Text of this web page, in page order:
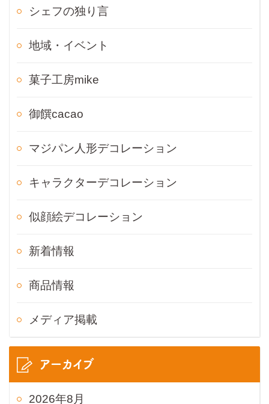
シェフの独り言
地域・イベント
菓子工房mike
御饌cacao
マジパン人形デコレーション
キャラクターデコレーション
似顔絵デコレーション
新着情報
商品情報
メディア掲載
アーカイブ
2026年8月